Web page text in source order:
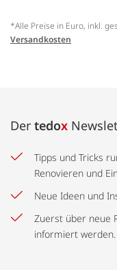
*Alle Preise in Euro, inkl.
Versandkosten
Der tedox
Tipps und Tricks
Renovieren und
Neue Ideen und
Zuerst über neue
informiert werden.